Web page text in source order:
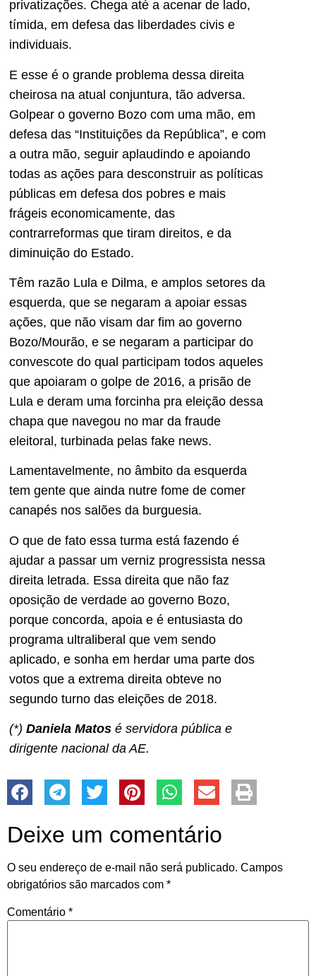
privatizações. Chega até a acenar de lado,
tímida, em defesa das liberdades civis e
individuais.
E esse é o grande problema dessa direita
cheirosa na atual conjuntura, tão adversa.
Golpear o governo Bozo com uma mão, em
defesa das “Instituições da República”, e com
a outra mão, seguir aplaudindo e apoiando
todas as ações para desconstruir as políticas
públicas em defesa dos pobres e mais
frágeis economicamente, das
contrarreformas que tiram direitos, e da
diminuição do Estado.
Têm razão Lula e Dilma, e amplos setores da
esquerda, que se negaram a apoiar essas
ações, que não visam dar fim ao governo
Bozo/Mourão, e se negaram a participar do
convescote do qual participam todos aqueles
que apoiaram o golpe de 2016, a prisão de
Lula e deram uma forcinha pra eleição dessa
chapa que navegou no mar da fraude
eleitoral, turbinada pelas fake news.
Lamentavelmente, no âmbito da esquerda
tem gente que ainda nutre fome de comer
canapés nos salões da burguesia.
O que de fato essa turma está fazendo é
ajudar a passar um verniz progressista nessa
direita letrada. Essa direita que não faz
oposição de verdade ao governo Bozo,
porque concorda, apoia e é entusiasta do
programa ultraliberal que vem sendo
aplicado, e sonha em herdar uma parte dos
votos que a extrema direita obteve no
segundo turno das eleições de 2018.
(*) Daniela Matos é servidora pública e
dirigente nacional da AE.
Deixe um comentário
O seu endereço de e-mail não será publicado. Campos
obrigatórios são marcados com *
Comentário *